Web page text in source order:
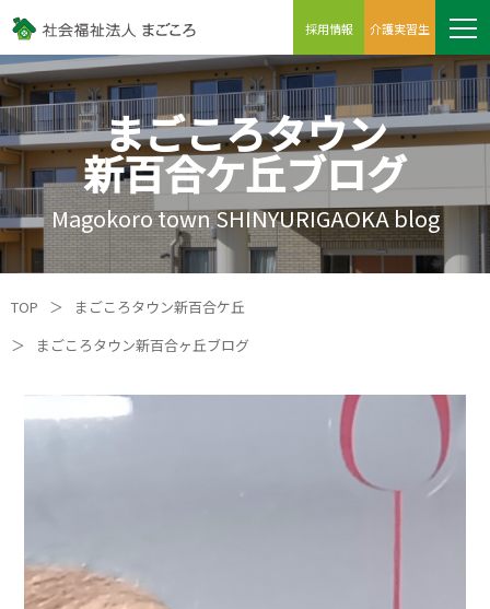
採用情報 介護実習生
まごころタウン
新百合ケ丘ブログ
Magokoro town SHINYURIGAOKA blog
TOP ＞
まごころタウン新百合ケ丘
＞
まごころタウン新百合ヶ丘ブログ